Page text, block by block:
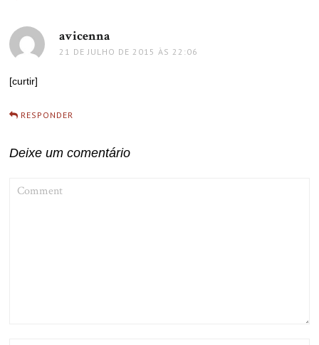
avicenna
21 DE JULHO DE 2015 ÀS 22:06
[curtir]
RESPONDER
Deixe um comentário